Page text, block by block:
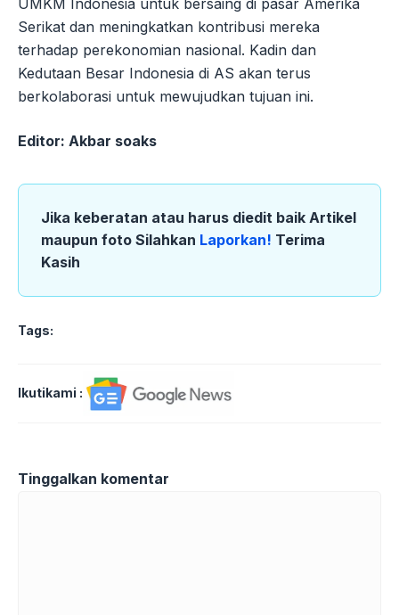
UMKM Indonesia untuk bersaing di pasar Amerika
Serikat dan meningkatkan kontribusi mereka
terhadap perekonomian nasional. Kadin dan
Kedutaan Besar Indonesia di AS akan terus
berkolaborasi untuk mewujudkan tujuan ini.
Editor: Akbar soaks
Jika keberatan atau harus diedit baik Artikel
maupun foto Silahkan Laporkan! Terima
Kasih
Tags:
Ikutikami :
Tinggalkan komentar